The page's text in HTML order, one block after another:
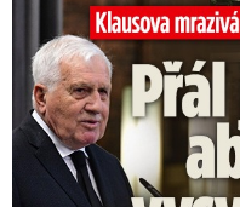
Klausova mrazivá slova